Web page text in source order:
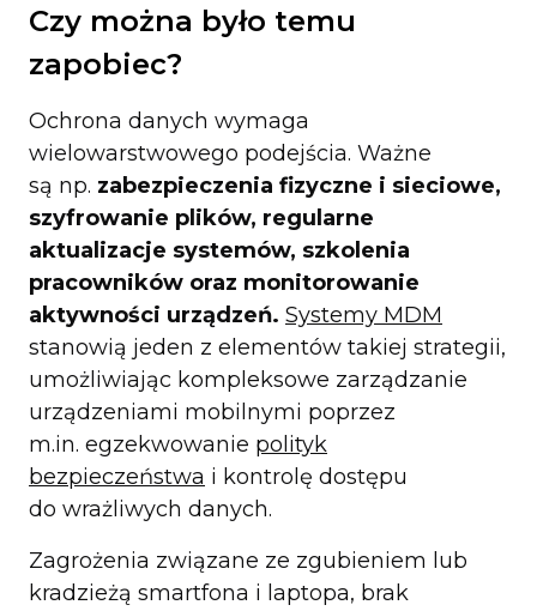
Czy można było temu
zapobiec?
Ochrona danych wymaga
wielowarstwowego podejścia. Ważne
są np. zabezpieczenia fizyczne i sieciowe,
szyfrowanie plików, regularne
aktualizacje systemów, szkolenia
pracowników oraz monitorowanie
aktywności urządzeń. Systemy MDM
stanowią jeden z elementów takiej strategii,
umożliwiając kompleksowe zarządzanie
urządzeniami mobilnymi poprzez
m.in. egzekwowanie polityk
bezpieczeństwa i kontrolę dostępu
do wrażliwych danych.
Zagrożenia związane ze zgubieniem lub
kradzieżą smartfona i laptopa, brak